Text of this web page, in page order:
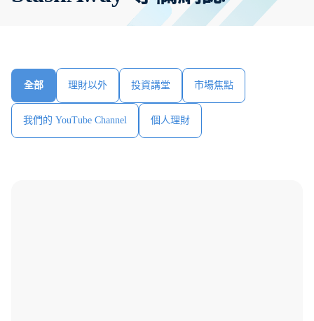
全部 理財以外 投資講堂 市場焦點
我們的 YouTube Channel 個人理財